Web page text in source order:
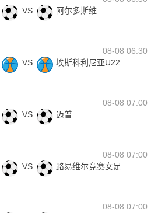
VS 阿尔多斯维
08-08 06:30
VS 埃斯科利尼亚U22
08-08 07:00
VS 迈普
08-08 07:00
VS 路易维尔竞赛女足
08-08 07:00